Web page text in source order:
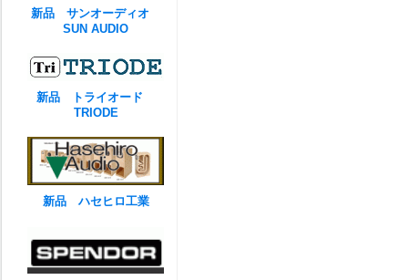
新品 サンオーディオ
SUN AUDIO
新品 トライオード
TRIODE
新品 ハセヒロ工業